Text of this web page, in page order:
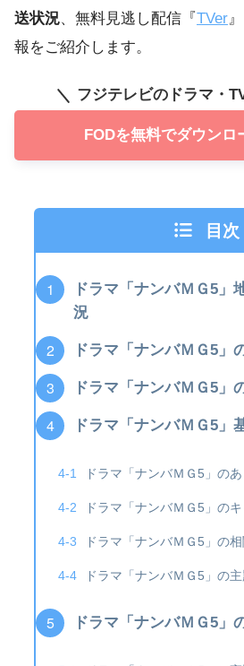
送状況、無料見逃し配信『TVer
報をご紹介します。
フジテレビのドラマ・
FODを無料でダウンロ
目次
ドラマ「ナンバＭＧ5」
況
ドラマ「ナンバＭＧ5」
ドラマ「ナンバＭＧ5」
ドラマ「ナンバＭＧ5」
ドラマ「ナンバＭＧ5」の
ドラマ「ナンバＭＧ5」の
ドラマ「ナンバＭＧ5」の相
ドラマ「ナンバＭＧ5」の
ドラマ「ナンバＭＧ5」